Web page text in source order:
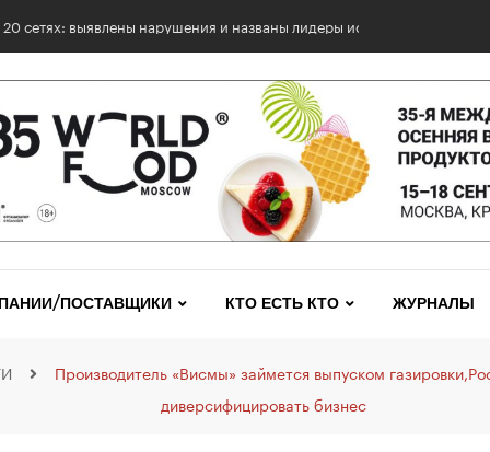
сетях: выявлены нарушения и названы лидеры исследования
ПОСТАВЩИКИ КТО ЕСТЬ КТО ЖУРНАЛЫ
Производитель «Висмы» займется выпуском
диверсифицировать бизнес